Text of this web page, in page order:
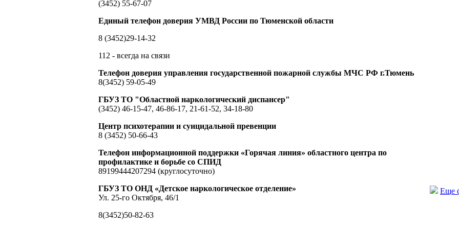
(3452) 55-67-07
Единый телефон доверия УМВД России по Тюменской области
8 (3452)29-14-32
112 - всегда на связи
Телефон доверия управления государственной пожарной службы МЧС РФ г.Тюмень
8(3452) 59-05-49
ГБУЗ ТО "Областной наркологический диспансер"
(3452) 46-15-47, 46-86-17, 21-61-52, 34-18-80
Центр психотерапии и суицидальной превенции
8 (3452) 50-66-43
Телефон информационной поддержки «Горячая линия» областного центра по
профилактике и борьбе со СПИД
89199444207294 (круглосуточно)
ГБУЗ ТО ОНД «Детское наркологическое отделение»
Ул. 25-го Октября, 46/1
8(3452)50-82-63
Еще